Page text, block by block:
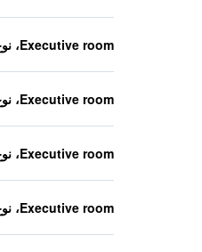
Executive room، نوع السرير غير معروف
Executive room، نوع السرير غير معروف
Executive room، نوع السرير غير معروف
Executive room، نوع السرير غير معروف